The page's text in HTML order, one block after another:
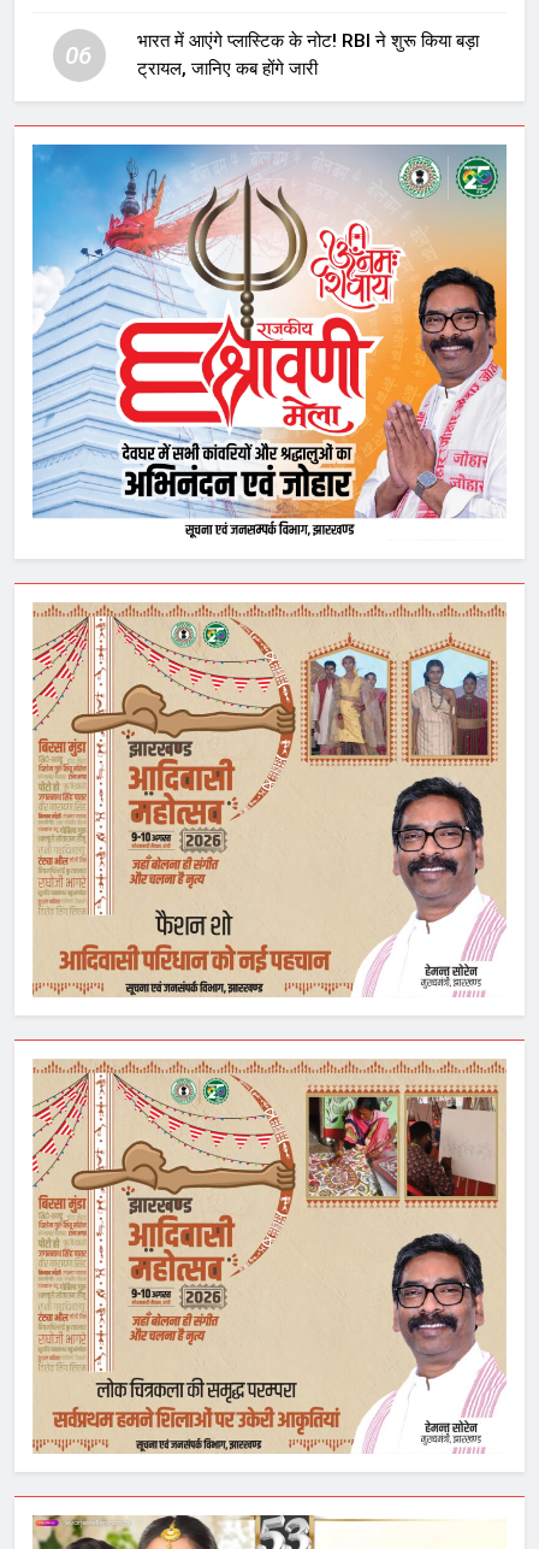
06
भारत में आएंगे प्लास्टिक के नोट! RBI ने शुरू किया बड़ा
ट्रायल, जानिए कब होंगे जारी